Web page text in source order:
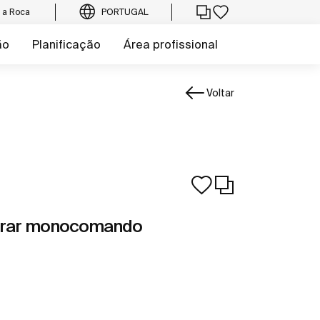
a Roca PORTUGAL
Planificação Área profissional
Voltar
monocomando